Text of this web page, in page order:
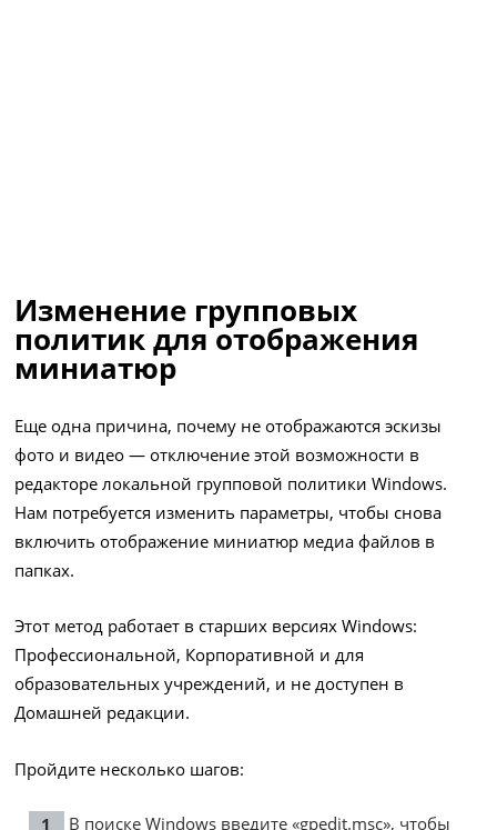
Изменение групповых
политик для отображения
миниатюр
Еще одна причина, почему не отображаются эскизы
фото и видео — отключение этой возможности в
редакторе локальной групповой политики Windows.
Нам потребуется изменить параметры, чтобы снова
включить отображение миниатюр медиа файлов в
папках.
Этот метод работает в старших версиях Windows:
Профессиональной, Корпоративной и для
образовательных учреждений, и не доступен в
Домашней редакции.
Пройдите несколько шагов:
В поиске Windows введите «gpedit.msc», чтобы